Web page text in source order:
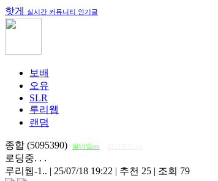
핫게 실시간 커뮤니티 인기글
보배
오유
SLR
루리웹
랜덤
종합 (5095390) 썸네일on
로딩중. . .
루리웹-1.. | 25/07/18 19:22 | 추천 25 | 조회 79